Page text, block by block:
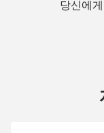
당신에